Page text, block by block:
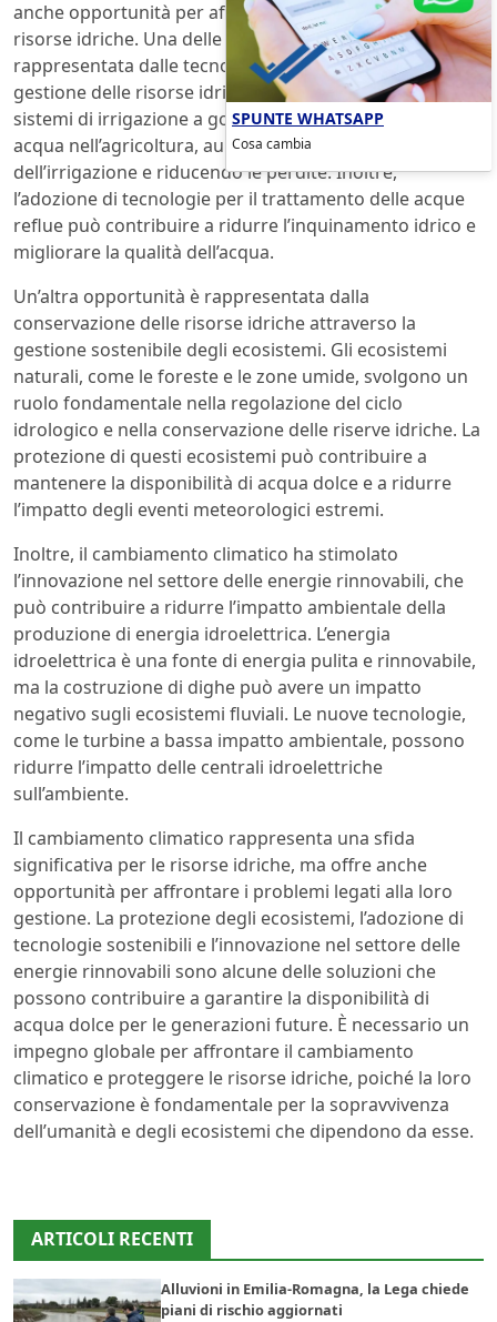
anche opportunità per affrontare i problemi legati alle
risorse idriche. Una delle principali opportunità è
rappresentata dalle tecnologie sostenibili per la
gestione delle risorse idriche. Ad esempio, l’uso di
sistemi di irrigazione a goccia può ridurre il consumo di
acqua nell’agricoltura, aumentando l’efficienza
dell’irrigazione e riducendo le perdite. Inoltre,
l’adozione di tecnologie per il trattamento delle acque
reflue può contribuire a ridurre l’inquinamento idrico e
migliorare la qualità dell’acqua.
Un’altra opportunità è rappresentata dalla
conservazione delle risorse idriche attraverso la
gestione sostenibile degli ecosistemi. Gli ecosistemi
naturali, come le foreste e le zone umide, svolgono un
ruolo fondamentale nella regolazione del ciclo
idrologico e nella conservazione delle riserve idriche. La
protezione di questi ecosistemi può contribuire a
mantenere la disponibilità di acqua dolce e a ridurre
l’impatto degli eventi meteorologici estremi.
Inoltre, il cambiamento climatico ha stimolato
l’innovazione nel settore delle energie rinnovabili, che
può contribuire a ridurre l’impatto ambientale della
produzione di energia idroelettrica. L’energia
idroelettrica è una fonte di energia pulita e rinnovabile,
ma la costruzione di dighe può avere un impatto
negativo sugli ecosistemi fluviali. Le nuove tecnologie,
come le turbine a bassa impatto ambientale, possono
ridurre l’impatto delle centrali idroelettriche
sull’ambiente.
Il cambiamento climatico rappresenta una sfida
significativa per le risorse idriche, ma offre anche
opportunità per affrontare i problemi legati alla loro
gestione. La protezione degli ecosistemi, l’adozione di
tecnologie sostenibili e l’innovazione nel settore delle
energie rinnovabili sono alcune delle soluzioni che
possono contribuire a garantire la disponibilità di
acqua dolce per le generazioni future. È necessario un
impegno globale per affrontare il cambiamento
climatico e proteggere le risorse idriche, poiché la loro
conservazione è fondamentale per la sopravvivenza
dell’umanità e degli ecosistemi che dipendono da esse.
ARTICOLI RECENTI
Alluvioni in Emilia-Romagna, la Lega chiede
piani di rischio aggiornati
SPUNTE WHATSAPP
Cosa cambia